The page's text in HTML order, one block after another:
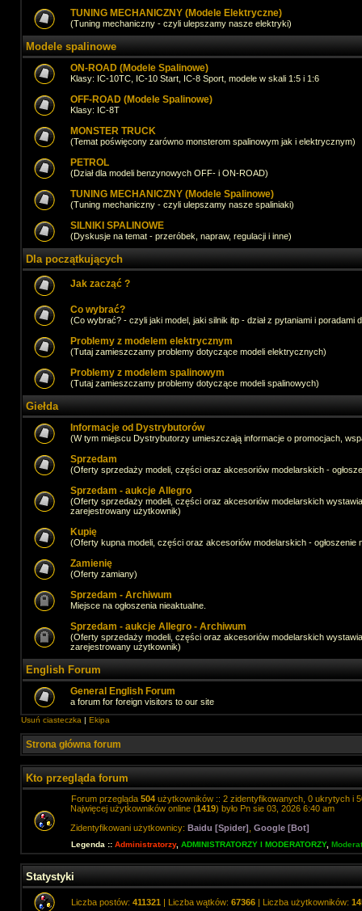
TUNING MECHANICZNY (Modele Elektryczne)
(Tuning mechaniczny - czyli ulepszamy nasze elektryki)
Modele spalinowe
ON-ROAD (Modele Spalinowe)
Klasy: IC-10TC, IC-10 Start, IC-8 Sport, modele w skali 1:5 i 1:6
OFF-ROAD (Modele Spalinowe)
Klasy: IC-8T
MONSTER TRUCK
(Temat poświęcony zarówno monsterom spalinowym jak i elektrycznym)
PETROL
(Dział dla modeli benzynowych OFF- i ON-ROAD)
TUNING MECHANICZNY (Modele Spalinowe)
(Tuning mechaniczny - czyli ulepszamy nasze spaliniaki)
SILNIKI SPALINOWE
(Dyskusje na temat - przeróbek, napraw, regulacji i inne)
Dla początkujących
Jak zacząć ?
Co wybrać?
(Co wybrać? - czyli jaki model, jaki silnik itp - dział z pytaniami i poradami
Problemy z modelem elektrycznym
(Tutaj zamieszczamy problemy dotyczące modeli elektrycznych)
Problemy z modelem spalinowym
(Tutaj zamieszczamy problemy dotyczące modeli spalinowych)
Giełda
Informacje od Dystrybutorów
(W tym miejscu Dystrybutorzy umieszczają informacje o promocjach,
Sprzedam
(Oferty sprzedaży modeli, części oraz akcesoriów modelarskich -
Sprzedam - aukcje Allegro
(Oferty sprzedaży modeli, części oraz akcesoriów modelarskich
zarejestrowany użytkownik)
Kupię
(Oferty kupna modeli, części oraz akcesoriów modelarskich -
Zamienię
(Oferty zamiany)
Sprzedam - Archiwum
Miejsce na ogłoszenia nieaktualne.
Sprzedam - aukcje Allegro - Archiwum
(Oferty sprzedaży modeli, części oraz akcesoriów modelarskich
zarejestrowany użytkownik)
English Forum
General English Forum
a forum for foreign visitors to our site
Usuń ciasteczka | Ekipa
Strona główna forum
Kto przegląda forum
Forum przegląda 504 użytkowników :: 2 zidentyfikowanych, 0 ukrytych i
Najwięcej użytkowników online (1419) było Pn sie 03, 2026 6:40 am
Zidentyfikowani użytkownicy: Baidu [Spider] Google [Bot]
Legenda :: Administratorzy, ADMINISTRATORZY I MODERATORZY,
Statystyki
Liczba postów: 411321 | Liczba wątków: 67366 | Liczba użytkowników: